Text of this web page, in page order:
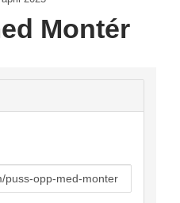
Montér